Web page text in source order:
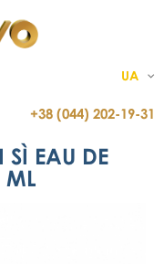
UA
+38 (044) 202-19-31
EAU DE
ML